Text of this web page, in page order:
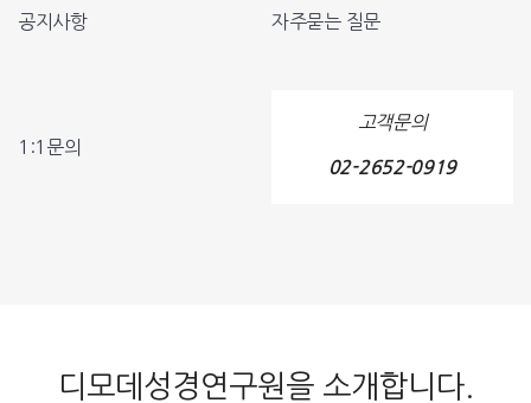
공지사항 자주묻는 질문
1:1문의
고객문의
02-2652-0919
디모데성경연구원을 소개합니다.